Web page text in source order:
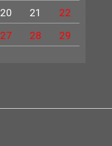
20 21
22
27 28
29